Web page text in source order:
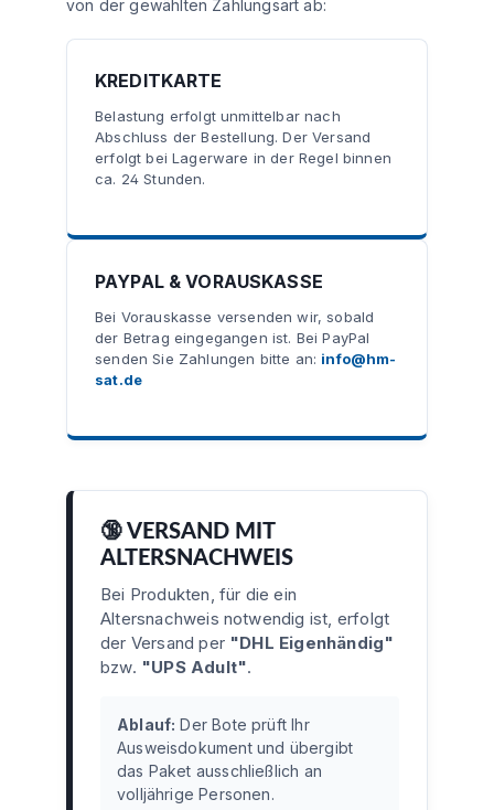
von der gewählten Zahlungsart ab:
KREDITKARTE
Belastung erfolgt unmittelbar nach
Abschluss der Bestellung. Der Versand
erfolgt bei Lagerware in der Regel binnen
ca. 24 Stunden.
PAYPAL & VORAUSKASSE
Bei Vorauskasse versenden wir, sobald
der Betrag eingegangen ist. Bei PayPal
senden Sie Zahlungen bitte an: info@hm-
sat.de
🔞 VERSAND MIT
ALTERSNACHWEIS
Bei Produkten, für die ein
Altersnachweis notwendig ist, erfolgt
der Versand per "DHL Eigenhändig"
bzw. "UPS Adult".
Ablauf: Der Bote prüft Ihr
Ausweisdokument und übergibt
das Paket ausschließlich an
volljährige Personen.